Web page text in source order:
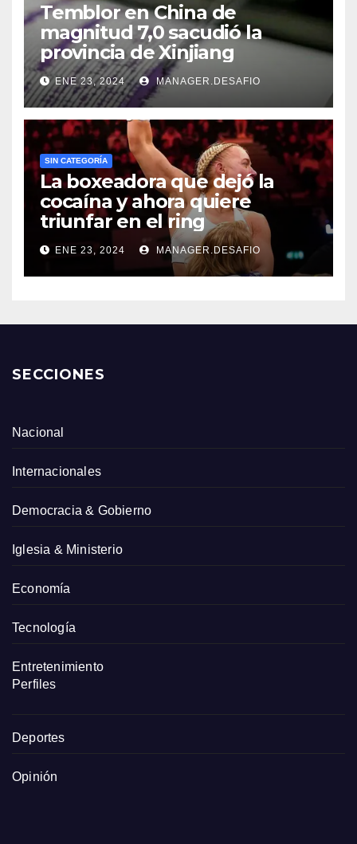
Temblor en China de
magnitud 7,0 sacudió la
provincia de Xinjiang
ENE 23, 2024 MANAGER.DESAFIO
SIN CATEGORÍA
La boxeadora que dejó la
cocaína y ahora quiere
triunfar en el ring​
ENE 23, 2024 MANAGER.DESAFIO
SECCIONES
Nacional
Internacionales
Democracia & Gobierno
Iglesia & Ministerio
Economía
Tecnología
Entretenimiento
Perfiles
Deportes
Opinión